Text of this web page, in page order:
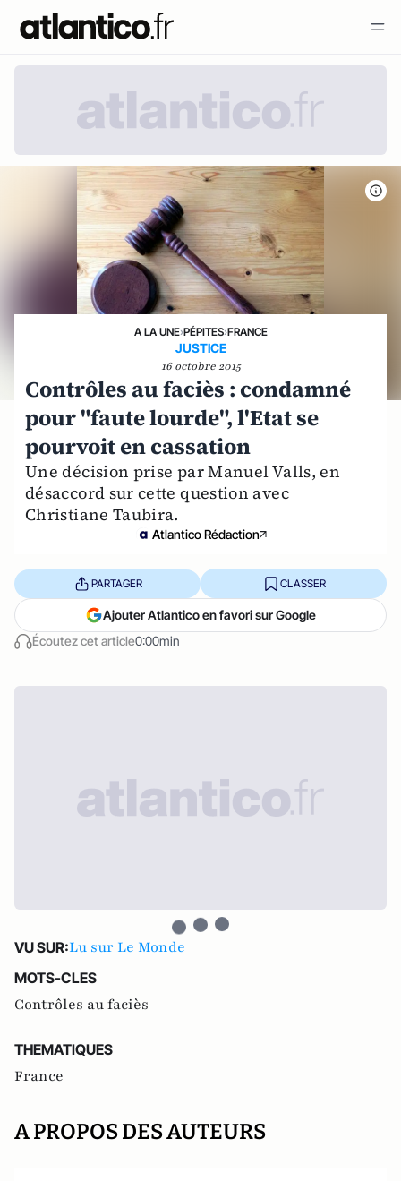
A LA UNE›PÉPITES›FRANCE
JUSTICE
16 octobre 2015
Contrôles au faciès : condamné
pour "faute lourde", l'Etat se
pourvoit en cassation
Une décision prise par Manuel Valls, en
désaccord sur cette question avec
Christiane Taubira.
Atlantico Rédaction
Écoutez cet article0:00min
PARTAGER CLASSER
Ajouter Atlantico en favori sur Google
VU SUR:Lu sur Le Monde
MOTS-CLES
Contrôles au faciès
THEMATIQUES
France
A PROPOS DES AUTEURS